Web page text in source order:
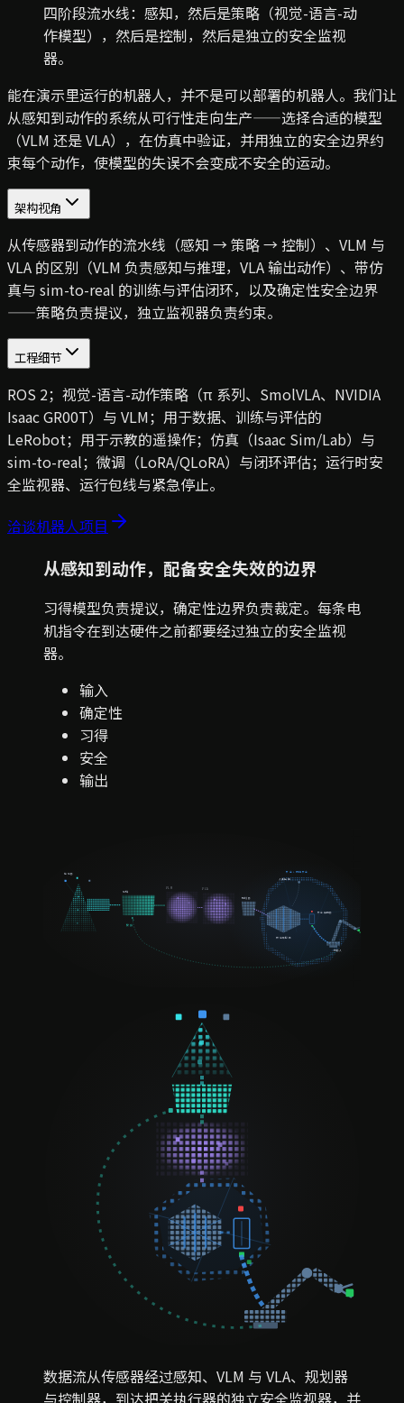
四阶段流水线：感知，然后是策略（视觉-语言-动
作模型），然后是控制，然后是独立的安全监视
器。
能在演示里运行的机器人，并不是可以部署的机器人。我们让
从感知到动作的系统从可行性走向生产——选择合适的模型
（VLM 还是 VLA），在仿真中验证，并用独立的安全边界约
束每个动作，使模型的失误不会变成不安全的运动。
架构视角
从传感器到动作的流水线（感知 → 策略 → 控制）、VLM 与
VLA 的区别（VLM 负责感知与推理，VLA 输出动作）、带仿
真与 sim-to-real 的训练与评估闭环，以及确定性安全边界
——策略负责提议，独立监视器负责约束。
工程细节
ROS 2；视觉-语言-动作策略（π 系列、SmolVLA、NVIDIA
Isaac GR00T）与 VLM；用于数据、训练与评估的
LeRobot；用于示教的遥操作；仿真（Isaac Sim/Lab）与
sim-to-real；微调（LoRA/QLoRA）与闭环评估；运行时安
全监视器、运行包线与紧急停止。
洽谈机器人项目
从感知到动作，配备安全失效的边界
习得模型负责提议，确定性边界负责裁定。每条电
机指令在到达硬件之前都要经过独立的安全监视
器。
输入
确定性
习得
安全
输出
传感器
感知
VLM VLA
规划器
安全 + 网络安全
确定性控制
安全监视器
人工接管
机器人
反馈
数据流从传感器经过感知、VLM 与 VLA、规划器